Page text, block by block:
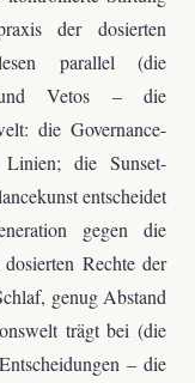
der dosierten
parallel (die
und Vetos – die
die Governance-
Linien; die Sunset-
entscheidet
gegen die
Rechte der
genug Abstand
trägt bei (die
– die